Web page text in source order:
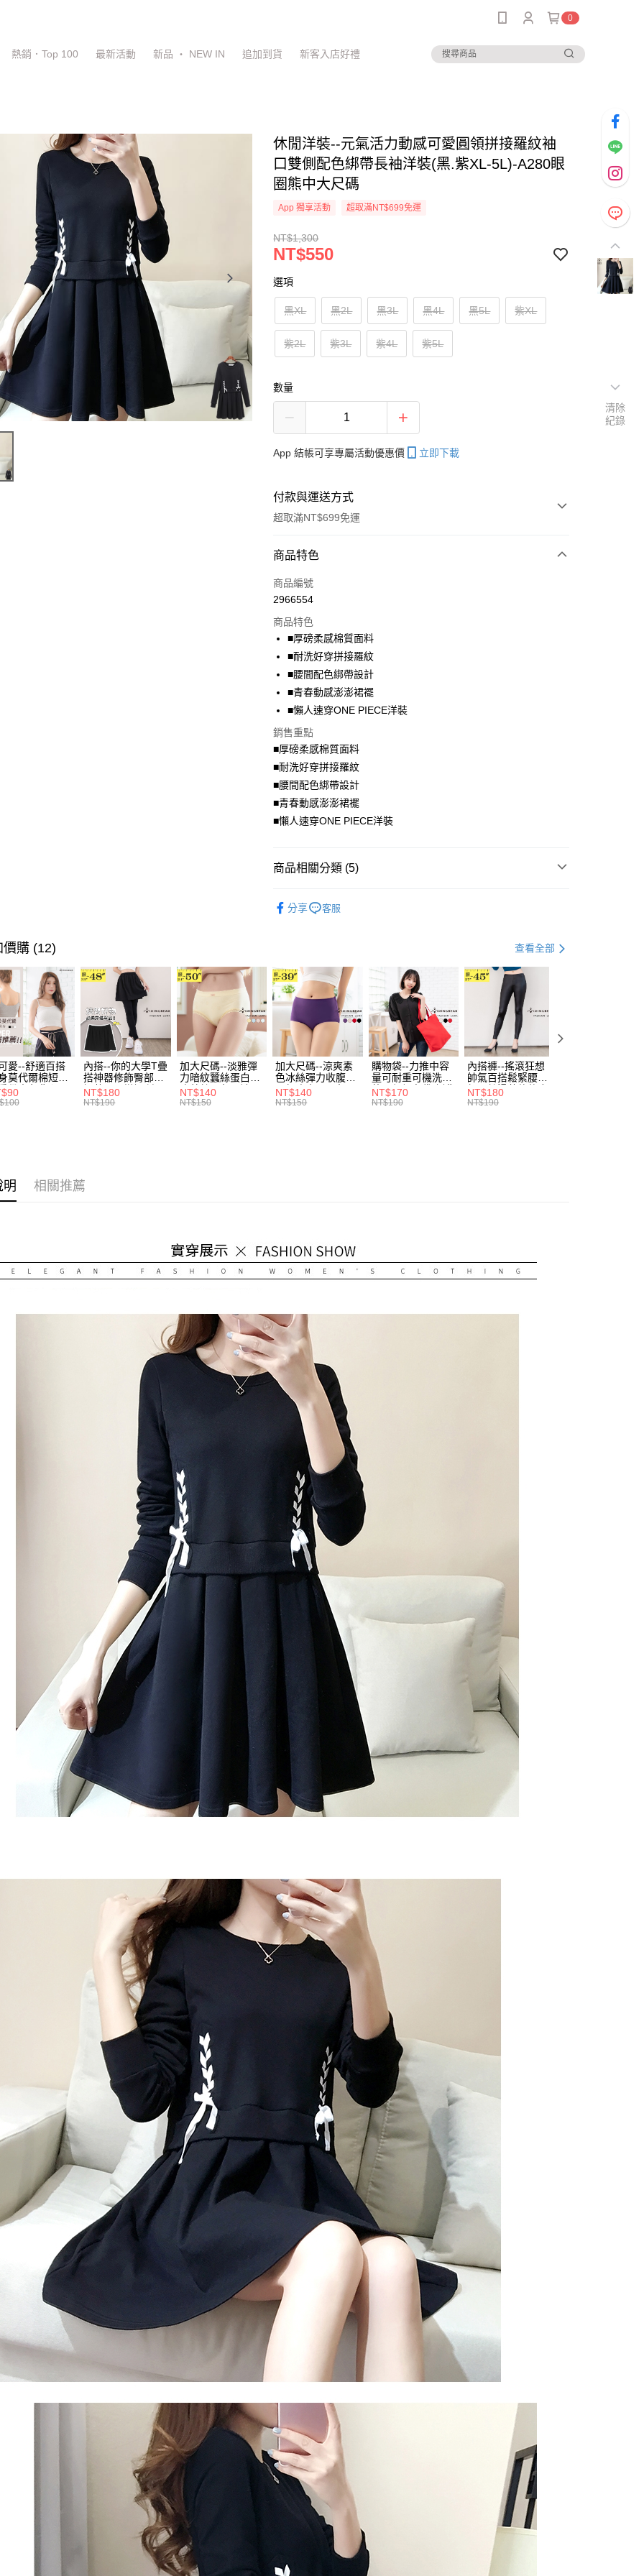
0
熱銷．Top 100 最新活動 新品 ‧ NEW IN 追加到貨 新客入店好禮
休閒洋裝--元氣活力動感可愛圓領拼接羅紋袖
口雙側配色綁帶長袖洋裝(黑.紫XL-5L)-A280眼
圈熊中大尺碼
App 獨享活動 超取滿NT$699免運
NT$1,300
NT$550
選項
黑XL 黑2L 黑3L 黑4L 黑5L 紫XL
紫2L 紫3L 紫4L 紫5L
數量
App 結帳可享專屬活動優惠價 立即下載
付款與運送方式
超取滿NT$699免運
付款方式
信用卡一次付款
LINE Pay
Apple Pay
街口支付
悠遊付
Google Pay
全盈+PAY
大哥付你分期
相關說明
【大哥付你分期使用說明】
流程，驗證手機門號後，選擇欲分期的期數、繳款截止日，確認付款後即
完成交易。
4.訂單成立30分鐘內，如未前往確認交易或遇審核未通過，訂單將自動取
消。如遇「轉專審核」未通過狀況，表示未達大哥付你分期系統評分，恕
1.分期款項不併入電信帳單，「大哥付你分期」於每月結算日後寄送繳費提
醒簡訊。
2.透過簡訊連結打開帳單後，可選擇「超商條碼／台灣大直營門市／銀行轉
帳／街口支付／iPASS MONEY」等通路繳費。
【注意事項】
1.本服務係由「台灣大哥大股份有限公司」（以下簡稱本公司）所提供，讓
用戶於交易時，得透過本服務購買商品或服務，並由商店將買賣／分期付
款買賣價金債權讓與本公司後，依約使用本公司帳單繳交帳款。
2.基於同意付款使用「大哥付你分期」之契約關係目的，商店將以您的個人
資料（包含姓名、電話或地址）提供予台灣大哥大進項蒐集、處理及利
用，由本公司與您本人進行分期帳單所需資料之確認、核對及更正。
3.完整用戶服務條款，請詳閱以下連結：
https://oppay.tw/userRule
【關於「AFTEE先享後付」】
１．簡單：不需註冊會員、不需綁卡、不需儲值。
１．於結帳方式選擇「AFTEE先享後付」後，將跳轉至「AFTEE先享後
付」結帳頁面，進行簡訊認證並確認金額後，即可完成結帳。
２．訂單成立數日內，您將收到繳費通知簡訊。
３．收到繳費通知簡訊後14天內，點擊此簡訊中的連結，可透過四大超商
／ATM／網路銀行／等多元方式進行付款，方視為交易完成。
※ 請注意：結帳手續完成當下不需立刻繳費，但若您需要取消訂單，請聯
絡購買商品的店家。未經商家同意取消之訂單仍視為有效，需透過AFTEE
先享後付繳納相關費用。
※ 交易是否成功請以「AFTEE先享後付 」之結帳頁面顯示為準，若有關於
是否繳費成功／繳費後需取消欲退款等相關疑問，請聯繫「AFTEE先享後
付客戶支援中心」
https://netprotections.freshdesk.com/support/home
即時審查核予不同之上限額度；若仍有額度不足之情形，本公司將視審查
結果請求用戶進行身份認證。
５．嚴禁一人註冊多個帳號或使用他人資訊註冊。若發現惡意使用之情
ATM付款
每筆NT$70，滿NT$699(含以上)免運費
付款後全家取貨
每筆NT$70，滿NT$699(含以上)免運費
7-11取貨付款
每筆NT$70，滿NT$799(含以上)免運費
付款後7-11取貨
每筆NT$70，滿NT$699(含以上)免運費
商品特色
商品編號
2966554
商品特色
■厚磅柔感棉質面料
■耐洗好穿拼接羅紋
■腰間配色綁帶設計
■青春動感澎澎裙襬
■懶人速穿ONE PIECE洋裝
銷售重點
■厚磅柔感棉質面料
■耐洗好穿拼接羅紋
■腰間配色綁帶設計
■青春動感澎澎裙襬
■懶人速穿ONE PIECE洋裝
商品相關分類 (5)
身型限定．加大尺碼 最大尺碼．4L
身型限定．加大尺碼 最大尺碼．3L
分享 客服
價購 (12) 查看全部
愛--舒適百搭
莫代爾棉短版
帶素色背心
黑.灰L-2L)-
內搭--你的大學T疊
搭神器修飾臀部下
擺萬用內搭裙/遮臀
裙(黑2L-6L)-Q155
NT$180
NT$190
加大尺碼--淡雅彈
力暗紋蠶絲蛋白無
痕蕾絲三角內褲
(白.粉.藍.黃XL-
NT$140
NT$150
加大尺碼--涼爽素
色冰絲彈力收腹提
臀無痕中腰三角內
褲(黑.紅.粉.紫L-
NT$140
NT$150
購物袋--力推中容
量可耐重可機洗烘
乾環保帆布袋/側背
包(黑.紅.米F)-
NT$170
NT$190
內搭褲--搖滾狂想
帥氣百搭鬆緊腰頭
超彈絲滑薄款仿皮
褲(黑XL-6L)-R179
NT$180
NT$190
明 相關推薦
清除
紀錄